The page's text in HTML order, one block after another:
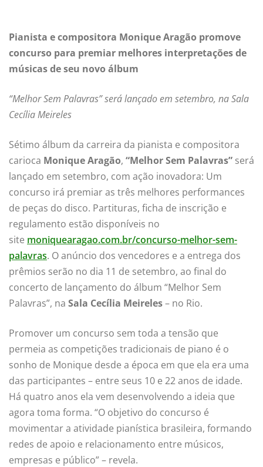
Pianista e compositora Monique Aragão promove
concurso para premiar melhores interpretações de
músicas de seu novo álbum
“Melhor Sem Palavras” será lançado em setembro, na Sala
Cecília Meireles
Sétimo álbum da carreira da pianista e compositora
carioca Monique Aragão, “Melhor Sem Palavras” será
lançado em setembro, com ação inovadora: Um
concurso irá premiar as três melhores performances
de peças do disco. Partituras, ficha de inscrição e
regulamento estão disponíveis no
site moniquearagao.com.br/concurso-melhor-sem-
palavras. O anúncio dos vencedores e a entrega dos
prêmios serão no dia 11 de setembro, ao final do
concerto de lançamento do álbum “Melhor Sem
Palavras”, na Sala Cecília Meireles– no Rio.
Promover um concurso sem toda a tensão que
permeia as competições tradicionais de piano é o
sonho de Monique desde a época em que ela era uma
das participantes – entre seus 10 e 22 anos de idade.
Há quatro anos ela vem desenvolvendo a ideia que
agora toma forma. “O objetivo do concurso é
movimentar a atividade pianística brasileira, formando
redes de apoio e relacionamento entre músicos,
empresas e público” – revela.